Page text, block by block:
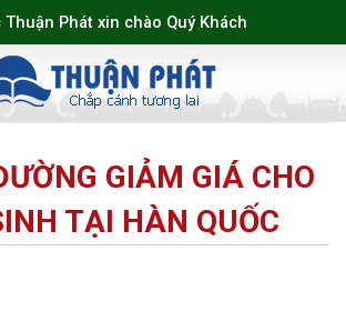
Thuận Phát xin chào Quý Khách
GIẢM GIÁ CHO
TẠI HÀN QUỐC